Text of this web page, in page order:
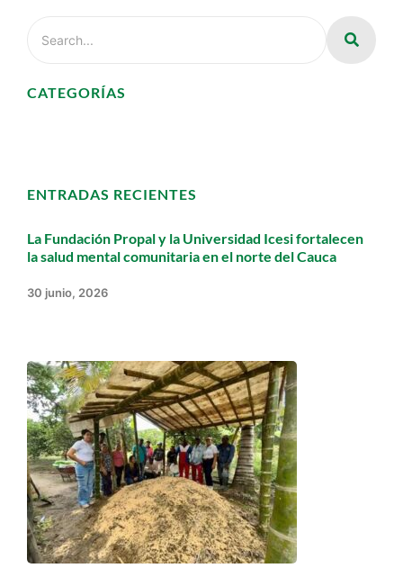
CATEGORÍAS
ENTRADAS RECIENTES
La Fundación Propal y la Universidad Icesi fortalecen
la salud mental comunitaria en el norte del Cauca
30 junio, 2026